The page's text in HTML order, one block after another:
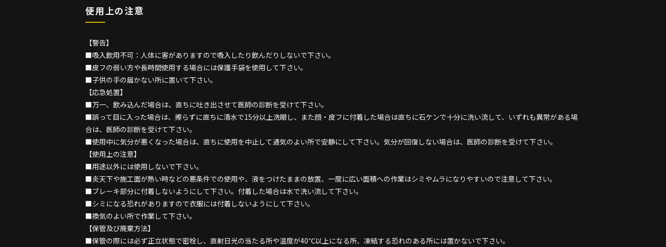
使用上の注意
【警告】
■吸入飲用不可：人体に害がありますので吸入したり飲んだりしないで下さい。
■皮フの弱い方や長時間使用する場合には保護手袋を使用して下さい。
■子供の手の届かない所に置いて下さい。
【応急処置】
■万一、飲み込んだ場合は、直ちに吐き出させて医師の診断を受けて下さい。
■誤って目に入った場合は、擦らずに直ちに清水で15分以上洗眼し、また顔・皮フに付着した場合は直ちに石ケンで十分に洗い流して、いずれも異常がある場
合は、医師の診断を受けて下さい。
■使用中に気分が悪くなった場合は、直ちに使用を中止して通気のよい所で安静にして下さい。気分が回復しない場合は、医師の診断を受けて下さい。
【使用上の注意】
■用途以外には使用しないで下さい。
■炎天下や施工面が熱い時などの悪条件での使用や、液をつけたままの放置、一度に広い面積への作業はシミやムラになりやすいので注意して下さい。
■ブレーキ部分に付着しないようにして下さい。付着した場合は水で洗い流して下さい。
■シミになる恐れがありますので衣服には付着しないようにして下さい。
■換気のよい所で作業して下さい。
【保管及び廃棄方法】
■保管の際には必ず正立状態で密栓し、直射日光の当たる所や温度が40℃以上になる所、凍結する恐れのある所には置かないで下さい。